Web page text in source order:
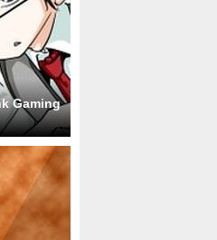
Gaming